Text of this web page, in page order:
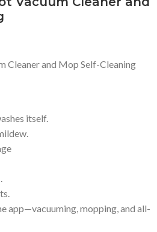
Cleaner and Mop Self-Cleaning
itself.
app—vacuuming, mopping, and all-